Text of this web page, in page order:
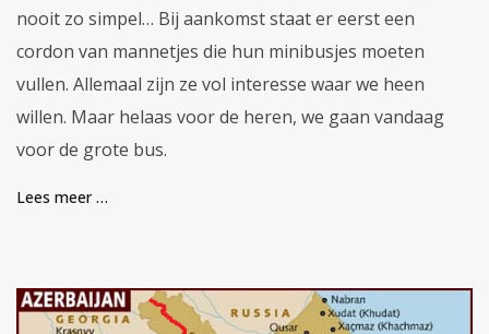
nooit zo simpel… Bij aankomst staat er eerst een
cordon van mannetjes die hun minibusjes moeten
vullen. Allemaal zijn ze vol interesse waar we heen
willen. Maar helaas voor de heren, we gaan vandaag
voor de grote bus.
Lees meer …